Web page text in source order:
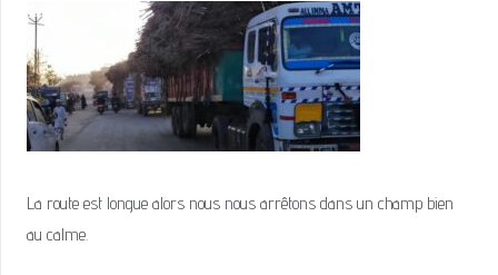
La route est longue alors nous nous arrêtons dans un champ bien
au calme.